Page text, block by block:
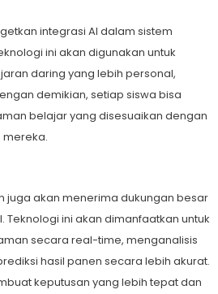
integrasi AI dalam sistem
ini akan digunakan untuk
daring yang lebih personal,
demikian, setiap siswa bisa
belajar yang disesuaikan dengan
juga akan menerima dukungan besar
Teknologi ini akan dimanfaatkan untuk
secara real-time, menganalisis
hasil panen secara lebih akurat.
keputusan yang lebih tepat dan